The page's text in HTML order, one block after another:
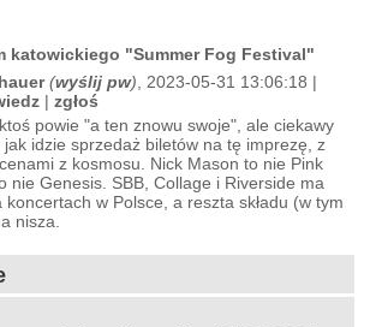
katowickiego "Summer Fog Festival"
(wyślij pw) , 2023-05-31 13:06:18 |
| zgłoś
powie "a ten znowu swoje", ale ciekawy
jak idzie sprzedaż biletów na tę imprezę, z
z kosmosu. Nick Mason to nie Pink
nie Genesis. SBB, Collage i Riverside ma
w Polsce, a reszta składu (w tym
nisza.